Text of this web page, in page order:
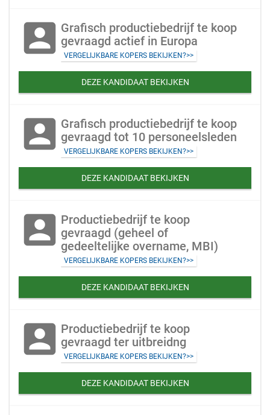
account_box Grafisch productiebedrijf te koop
gevraagd actief in Europa
VERGELIJKBARE KOPERS BEKIJKEN?>>
DEZE KANDIDAAT BEKIJKEN
account_box Grafisch productiebedrijf te koop
gevraagd tot 10 personeelsleden
VERGELIJKBARE KOPERS BEKIJKEN?>>
DEZE KANDIDAAT BEKIJKEN
account_box Productiebedrijf te koop
gevraagd (geheel of
gedeeltelijke overname, MBI)
VERGELIJKBARE KOPERS BEKIJKEN?>>
DEZE KANDIDAAT BEKIJKEN
account_box Productiebedrijf te koop
gevraagd ter uitbreidng
VERGELIJKBARE KOPERS BEKIJKEN?>>
DEZE KANDIDAAT BEKIJKEN